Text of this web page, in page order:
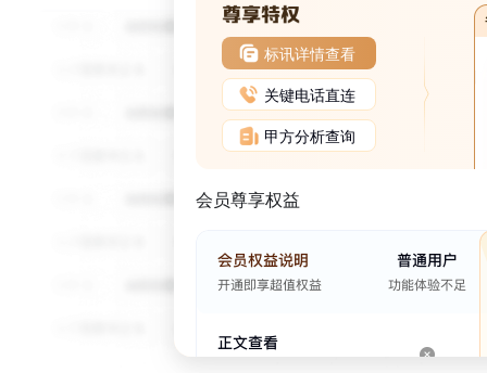
标讯详情查看
关键电话直连
甲方分析查询
会员尊享权益